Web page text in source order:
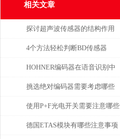
相关文章
探讨超声波传感器的结构作用
4个方法轻松判断BD传感器
DMP的好坏，不信试一试
HOHNER编码器在语音识别中
有什么应用
挑选绝对编码器需要考虑哪些
问题
使用P+F光电开关需要注意哪些
问题？
德国ETAS模块有哪些注意事项